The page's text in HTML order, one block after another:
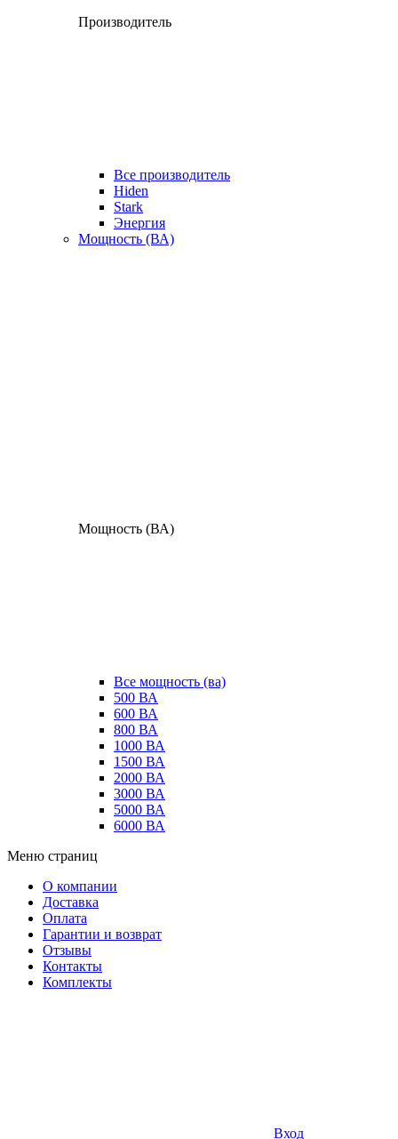
Производитель
Все производитель
Hiden
Stark
Энергия
Мощность (ВА)
Мощность (ВА)
Все мощность (ва)
500 ВА
600 ВА
800 ВА
1000 ВА
1500 ВА
2000 ВА
3000 ВА
5000 ВА
6000 ВА
Меню страниц
О компании
Доставка
Оплата
Гарантии и возврат
Отзывы
Контакты
Комплекты
Вход